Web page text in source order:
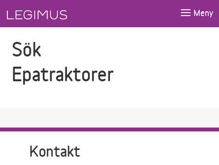
Meny
Sök
Epatraktorer
Kontakt